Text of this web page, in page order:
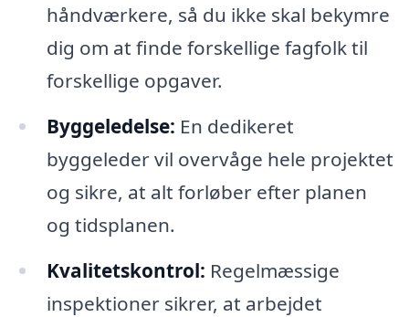
håndværkere, så du ikke skal bekymre
dig om at finde forskellige fagfolk til
forskellige opgaver.
Byggeledelse: En dedikeret
byggeleder vil overvåge hele projektet
og sikre, at alt forløber efter planen
og tidsplanen.
Kvalitetskontrol: Regelmæssige
inspektioner sikrer, at arbejdet